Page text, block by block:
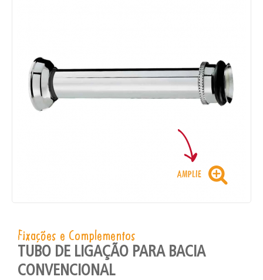
Fixações e Complementos
TUBO DE LIGAÇÃO PARA BACIA
CONVENCIONAL